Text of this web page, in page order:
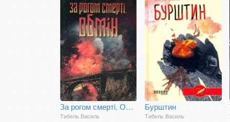
За рогом смерті. Обмін
Тибель Василь
Бурштин
Тибель Василь